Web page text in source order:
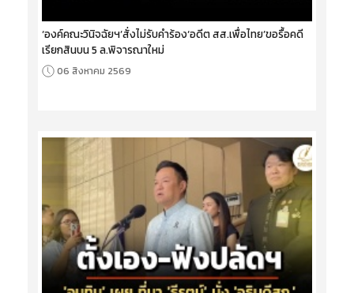
‘องค์คณะวินิจฉัยฯ’สั่งไม่รับคำร้อง‘อดีต สส.เพื่อไทย’ขอรื้อคดี
เรียกสินบน 5 ล.พิจารณาใหม่
06 สิงหาคม 2569